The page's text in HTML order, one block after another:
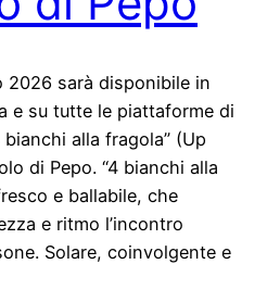
2026 sarà disponibile in
e su tutte le piattaforme di
alla fragola” (Up
di Pepo. “4 bianchi alla
e ballabile, che
e ritmo l’incontro
Solare, coinvolgente e